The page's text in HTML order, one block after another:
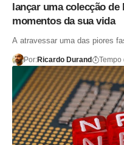
lançar uma colecção
momentos da sua vida
A atravessar uma das piores
Por:Ricardo Durand Tempo